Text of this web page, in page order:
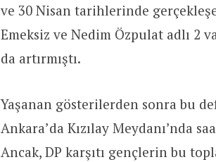
ve 30 Nisan tarihlerinde
Emeksiz ve Nedim Özpulat adlı 2
da artırmıştı.
Yaşanan gösterilerden sonra bu
Ankara’da Kızılay Meydanı’nda
Ancak, DP karşıtı gençlerin bu